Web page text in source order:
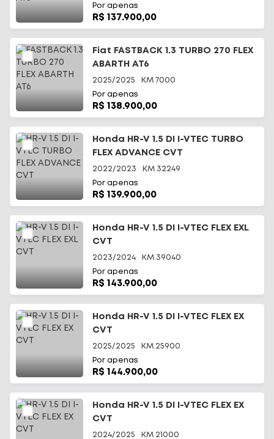
Por apenas
R$ 137.900,00
Fiat FASTBACK 1.3 TURBO 270 FLEX
ABARTH AT6
2025/2025 KM 7000
Por apenas
R$ 138.900,00
Honda HR-V 1.5 DI I-VTEC TURBO
FLEX ADVANCE CVT
2022/2023 KM 32249
Por apenas
R$ 139.900,00
Honda HR-V 1.5 DI I-VTEC FLEX EXL
CVT
2023/2024 KM 39040
Por apenas
R$ 143.900,00
Honda HR-V 1.5 DI I-VTEC FLEX EX
CVT
2025/2025 KM 25900
Por apenas
R$ 144.900,00
Honda HR-V 1.5 DI I-VTEC FLEX EX
CVT
2024/2025 KM 21000